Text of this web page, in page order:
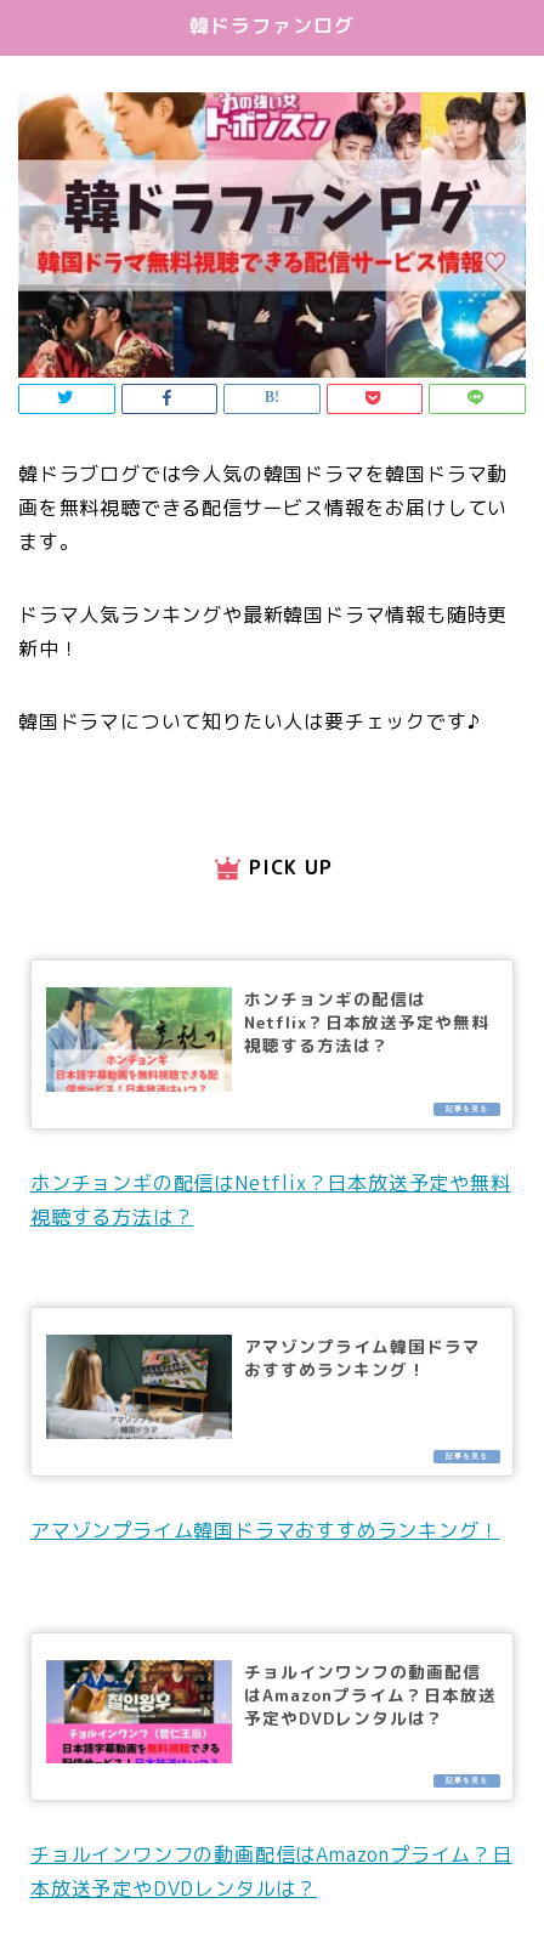
韓ドラファンログ
韓ドラブログでは今人気の韓国ドラマを韓国ドラマ動
画を無料視聴できる配信サービス情報をお届けしてい
ます。
ドラマ人気ランキングや最新韓国ドラマ情報も随時更
新中！
韓国ドラマについて知りたい人は要チェックです♪
PICK UP
ホンチョンギの配信は
Netflix？日本放送予定や無料
視聴する方法は？
ホンチョンギの配信はNetflix？日本放送予定や無料
視聴する方法は？
アマゾンプライム韓国ドラマ
おすすめランキング！
アマゾンプライム韓国ドラマおすすめランキング！
チョルインワンフの動画配信
はAmazonプライム？日本放送
予定やDVDレンタルは？
チョルインワンフの動画配信はAmazonプライム？日
本放送予定やDVDレンタルは？